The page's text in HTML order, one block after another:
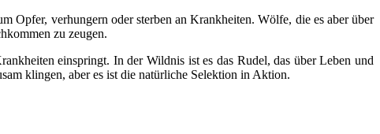
Opfer, verhungern oder sterben an Krankheiten. Wölfe, die es aber über
zu zeugen.
einspringt. In der Wildnis ist es das Rudel, das über Leben und
klingen, aber es ist die natürliche Selektion in Aktion.